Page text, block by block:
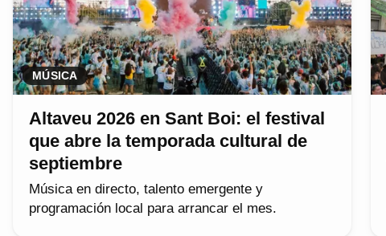
MÚSICA
Altaveu 2026 en Sant Boi: el festival
que abre la temporada cultural de
septiembre
Música en directo, talento emergente y
programación local para arrancar el mes.